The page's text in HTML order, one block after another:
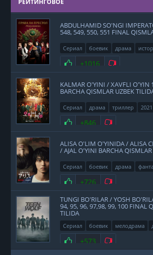
РЕЙТИНГОВОЕ
ABDULHAMID SO'NGI
548, 549, 550, 551 FINAL
Сериал боевик драма
Нравится
+1016 Не нравится
KALMAR O'YINI / XAVFLI O'YIN
BARCHA QISMLAR UZBEK
Сериал драма триллер 2021
Нравится
+846 Не нравится
ALISA O'LIM O'YINIDA / ALISA
/ AJAL O'YINI BARCHA
Сериал боевик драма
2020
Нравится
+726 Не нравится
TUNGI BO'RILAR / YOSH
94, 95, 96, 97,98, 99, 100 FINAL
TILIDA
Сериал боевик мелодрама
фэнтези
США 2011
Нравится
+573 Не нравится